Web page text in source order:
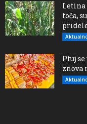
Letina
toča,
Ptuj
znova